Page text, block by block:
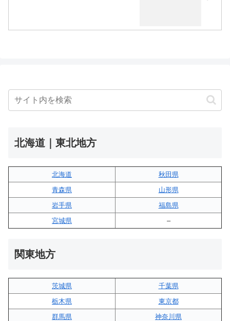
北海道｜東北地方
北海道
秋田県
青森県
山形県
岩手県
福島県
宮城県
–
関東地方
茨城県
千葉県
栃木県
東京都
群馬県
神奈川県